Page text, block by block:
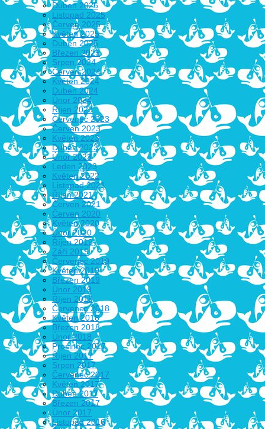
Duben 2026
Listopad 2025
Červen 2025
Květen 2025
Duben 2025
Březen 2025
Srpen 2024
Červen 2024
Květen 2024
Duben 2024
Únor 2024
Říjen 2023
Červenec 2023
Červen 2023
Květen 2023
Duben 2023
Únor 2023
Leden 2023
Květen 2022
Listopad 2021
Říjen 2021
Červen 2021
Červen 2020
Květen 2020
Únor 2020
Říjen 2019
Září 2019
Červenec 2019
Květen 2019
Březen 2019
Únor 2019
Říjen 2018
Červenec 2018
Květen 2018
Březen 2018
Únor 2018
Prosinec 2017
Říjen 2017
Srpen 2017
Červenec 2017
Květen 2017
Duben 2017
Březen 2017
Únor 2017
Listopad 2016